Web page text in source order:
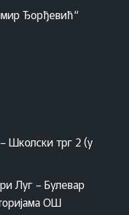
Ђорђевић“
Школски трг 2 (у
Луг – Булевар
ОШ